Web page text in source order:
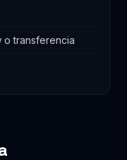
o transferencia